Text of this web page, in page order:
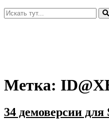
Искать:
Метка:
34 демоверсии для